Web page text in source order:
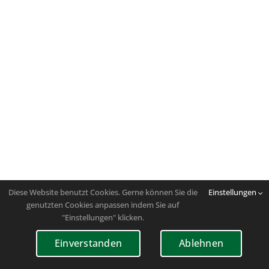
Diese Website benutzt Cookies. Gerne können Sie die
genutzten Cookies anpassen indem Sie auf
"Einstellungen" klicken.
Einstellungen
Einverstanden Ablehnen